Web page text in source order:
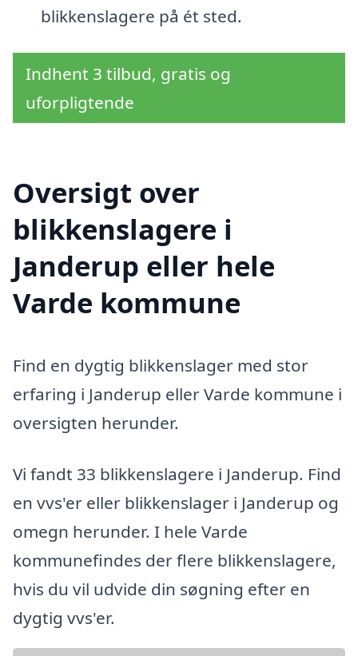
blikkenslagere på ét sted.
Indhent 3 tilbud, gratis og
uforpligtende
Oversigt over
blikkenslagere i
Janderup eller hele
Varde kommune
Find en dygtig blikkenslager med stor
erfaring i Janderup eller Varde kommune i
oversigten herunder.
Vi fandt 33 blikkenslagere i Janderup. Find
en vvs'er eller blikkenslager i Janderup og
omegn herunder. I hele Varde
kommunefindes der flere blikkenslagere,
hvis du vil udvide din søgning efter en
dygtig vvs'er.